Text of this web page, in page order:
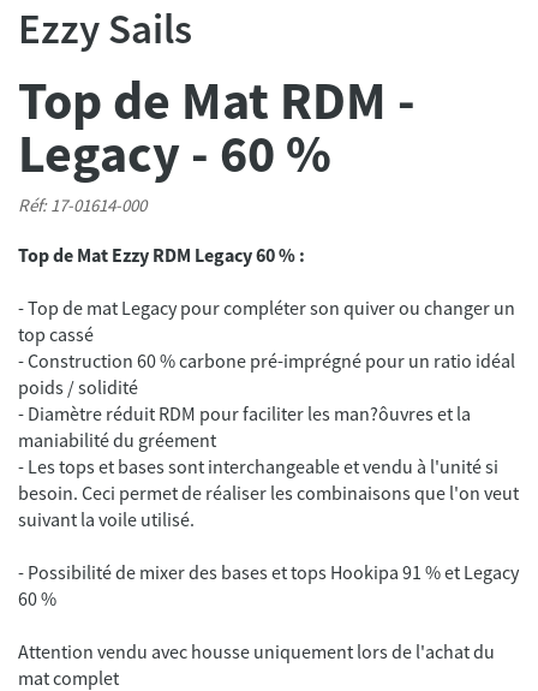
Ezzy Sails
Top de Mat RDM -
Legacy - 60 %
Réf: 17-01614-000
Top de Mat Ezzy RDM Legacy 60 % :
- Top de mat Legacy pour compléter son quiver ou changer un
top cassé
- Construction 60 % carbone pré-imprégné pour un ratio idéal
poids / solidité
- Diamètre réduit RDM pour faciliter les man?ôuvres et la
maniabilité du gréement
- Les tops et bases sont interchangeable et vendu à l'unité si
besoin. Ceci permet de réaliser les combinaisons que l'on veut
- Possibilité de mixer des bases et tops Hookipa 91 % et Legacy
Attention vendu avec housse uniquement lors de l'achat du
mat complet